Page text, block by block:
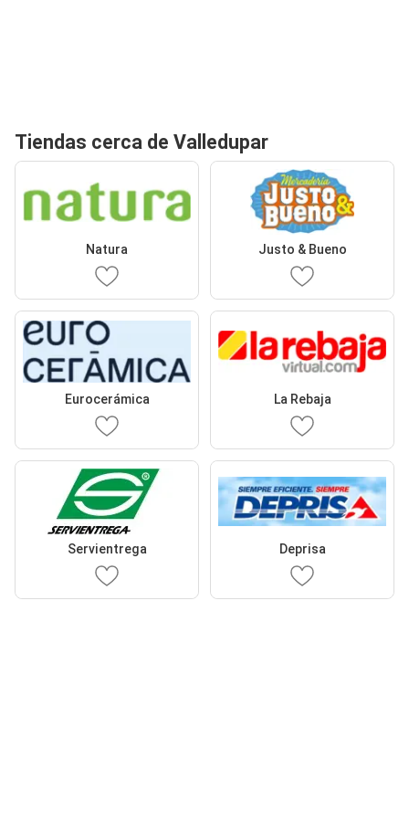
Tiendas cerca de Valledupar
Natura Justo & Bueno
Eurocerámica La Rebaja
Servientrega Deprisa